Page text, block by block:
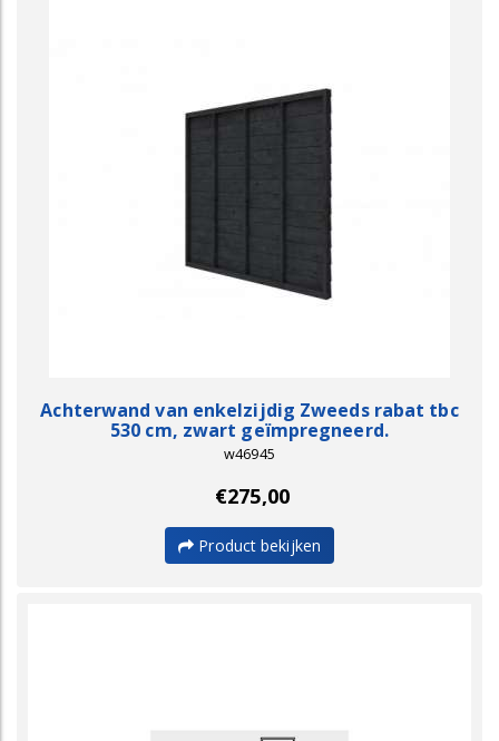
Achterwand van enkelzijdig Zweeds rabat tbc
530 cm, zwart geïmpregneerd.
w46945
€275,00
Product bekijken